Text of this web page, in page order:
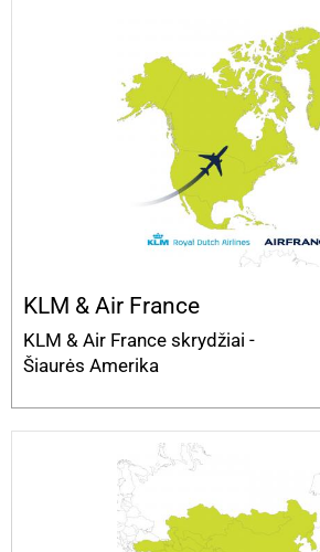
KLM & Air France
KLM & Air France skrydžiai -
Šiaurės Amerika